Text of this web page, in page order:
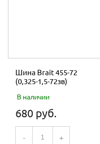
Высота упаковки, мм
Шина Brait 455-72
(0,325-1,5-72зв)
В наличии
680 руб.
- +